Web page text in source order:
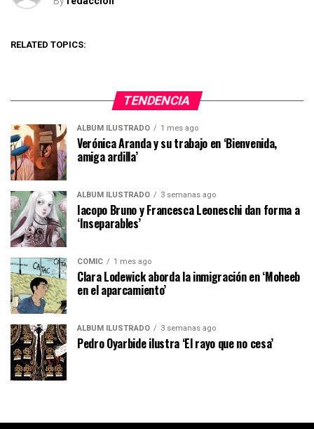
RELATED TOPICS:
TENDENCIA
ÁLBUM ILUSTRADO 1 mes ago
Verónica Aranda y su trabajo en ‘Bienvenida,
amiga ardilla’
ÁLBUM ILUSTRADO 3 semanas ago
Iacopo Bruno y Francesca Leoneschi dan forma a
‘Inseparables’
CÓMIC 1 mes ago
Clara Lodewick aborda la inmigración en ‘Moheeb
en el aparcamiento’
ÁLBUM ILUSTRADO 3 semanas ago
Pedro Oyarbide ilustra ‘El rayo que no cesa’